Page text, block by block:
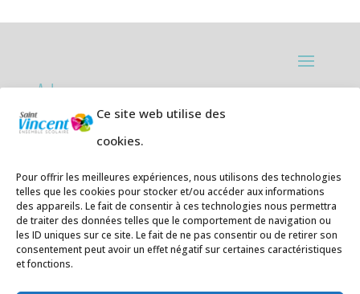
Ce site web utilise des
cookies.
Pour offrir les meilleures expériences, nous utilisons des technologies
telles que les cookies pour stocker et/ou accéder aux informations
des appareils. Le fait de consentir à ces technologies nous permettra
de traiter des données telles que le comportement de navigation ou
les ID uniques sur ce site. Le fait de ne pas consentir ou de retirer son
consentement peut avoir un effet négatif sur certaines caractéristiques
et fonctions.
Adresses:
Ecole primaire de la Plage,
Téléphone05 59 20 67 28
Collège Hendaye ville,1 rue de la
Libération 64700 Hendaye
Téléphone 05 59 48 89 00
E-mail:secretariat@saintvincent.eus